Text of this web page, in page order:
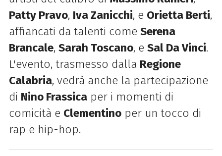
Patty Pravo, Iva Zanicchi, e Orietta Berti,
affiancati da talenti come Serena
Brancale, Sarah Toscano, e Sal Da Vinci.
L'evento, trasmesso dalla Regione
Calabria, vedrà anche la partecipazione
di Nino Frassicaper i momenti di
comicità e Clementinoper un tocco di
rap e hip-hop.